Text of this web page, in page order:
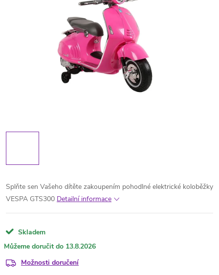
Splňte sen Vašeho dítěte zakoupením pohodlné elektrické koloběžky
VESPA GTS300 Detailní informace
Skladem
13.8.2026
Možnosti doručení